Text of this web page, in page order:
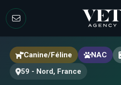
Canine/Féline NAC
59 - Nord, France